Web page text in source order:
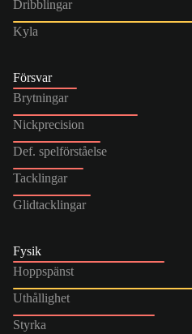
Dribblingar
Kyla
Försvar
Brytningar
Nickprecision
Def. spelförståelse
Tacklingar
Glidtacklingar
Fysik
Hoppspänst
Uthållighet
Styrka